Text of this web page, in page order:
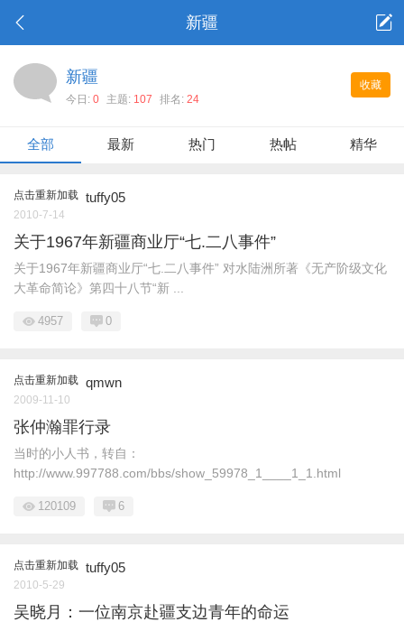
新疆
收藏
新疆
今日: 0 主题: 107 排名: 24
全部 最新 热门 热帖 精华
点击重新加载 tuffy05
2010-7-14
关于1967年新疆商业厅“七.二八事件”
关于1967年新疆商业厅“七.二八事件” 对水陆洲所著《无产阶级文化
大革命简论》第四十八节“新 ...
4957 0
点击重新加载 qmwn
2009-11-10
张仲瀚罪行录
当时的小人书，转自：
http://www.997788.com/bbs/show_59978_1____1_1.html
120109 6
点击重新加载 tuffy05
2010-5-29
吴晓月：一位南京赴疆支边青年的命运